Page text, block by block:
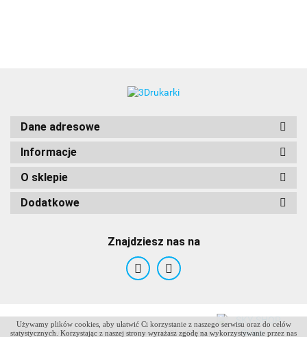
Używamy plików cookies, aby ułatwić Ci korzystanie z naszego serwisu oraz do celów
statystycznych. Korzystając z naszej strony wyrażasz zgodę na wykorzystywanie przez nas
ANTCLABS
Dane adresowe
Informacje
O sklepie
Dodatkowe
Znajdziesz nas na
Sklep internetowy na oprogramowaniu Sky-Shop.pl